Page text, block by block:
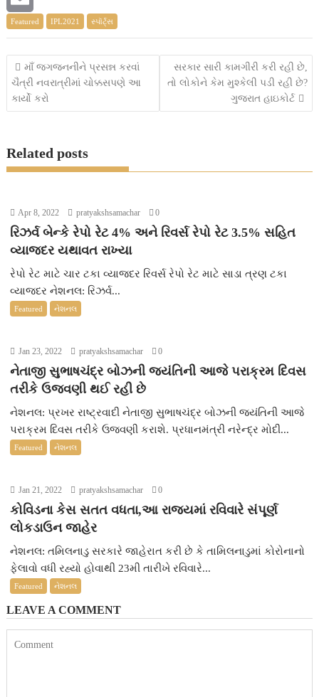
o
o
k
t
e
t
s
A
s
s
e
e
s
e
E
m
Featured IPL2021 સ્પૉર્ટ્સ
Post
navigation
માઁ જગજનનીને પ્રસન્ન કરવાં
ચૈત્રી નવરાત્રીમાં ચોક્કસપણે આ
કાર્યો કરો
સરકાર સારી કામગીરી કરી રહી છે,
તો લોકોને કેમ મુશ્કેલી પડી રહી છે?
ગુજરાત હાઇકોર્ટ
Related posts
Apr 8, 2022 pratyakshsamachar 0
રિઝર્વ બેન્કે રેપો રેટ 4% અને રિવર્સ રેપો રેટ 3.5% સહિત
વ્યાજદર યથાવત રાખ્યા
રેપો રેટ માટે ચાર ટકા વ્યાજદર રિવર્સ રેપો રેટ માટે સાડા ત્રણ ટકા
વ્યાજદર નેશનલ: રિઝર્વ...
Featured નેશનલ
Jan 23, 2022 pratyakshsamachar 0
નેતાજી સુભાષચંદ્ર બોઝની જયંતિની આજે પરાક્રમ દિવસ
તરીકે ઉજવણી થઈ રહી છે
નેશનલ: પ્રખર રાષ્ટ્રવાદી નેતાજી સુભાષચંદ્ર બોઝની જયંતિની આજે
પરાક્રમ દિવસ તરીકે ઉજવણી કરાશે. પ્રધાનમંત્રી નરેન્દ્ર મોદી...
Featured નેશનલ
Jan 21, 2022 pratyakshsamachar 0
કોવિડના કેસ સતત વધતા,આ રાજ્યમાં રવિવારે સંપૂર્ણ
લોકડાઉન જાહેર
નેશનલ: તમિલનાડુ સરકારે જાહેરાત કરી છે કે તામિલનાડુમાં કોરોનાનો
ફેલાવો વધી રહ્યો હોવાથી 23મી તારીખે રવિવારે...
Featured નેશનલ
LEAVE A COMMENT